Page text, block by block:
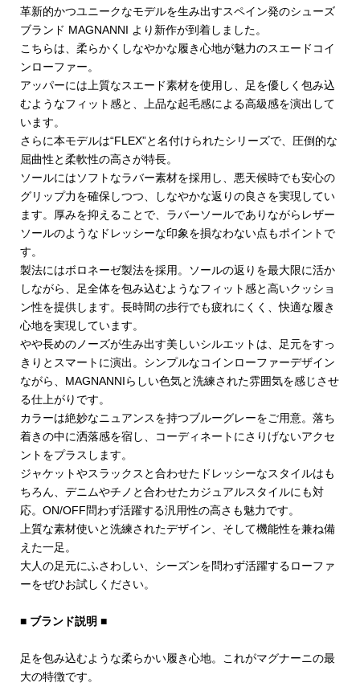
革新的かつユニークなモデルを生み出すスペイン発のシューズ
ブランド MAGNANNI より新作が到着しました。
こちらは、柔らかくしなやかな履き心地が魅力のスエードコイ
ンローファー。
アッパーには上質なスエード素材を使用し、足を優しく包み込
むようなフィット感と、上品な起毛感による高級感を演出して
います。
さらに本モデルは“FLEX”と名付けられたシリーズで、圧倒的な
屈曲性と柔軟性の高さが特長。
ソールにはソフトなラバー素材を採用し、悪天候時でも安心の
グリップ力を確保しつつ、しなやかな返りの良さを実現してい
ます。厚みを抑えることで、ラバーソールでありながらレザー
ソールのようなドレッシーな印象を損なわない点もポイントで
す。
製法にはボロネーゼ製法を採用。ソールの返りを最大限に活か
しながら、足全体を包み込むようなフィット感と高いクッショ
ン性を提供します。長時間の歩行でも疲れにくく、快適な履き
心地を実現しています。
やや長めのノーズが生み出す美しいシルエットは、足元をすっ
きりとスマートに演出。シンプルなコインローファーデザイン
ながら、MAGNANNIらしい色気と洗練された雰囲気を感じさせ
る仕上がりです。
カラーは絶妙なニュアンスを持つブルーグレーをご用意。落ち
着きの中に洒落感を宿し、コーディネートにさりげないアクセ
ントをプラスします。
ジャケットやスラックスと合わせたドレッシーなスタイルはも
ちろん、デニムやチノと合わせたカジュアルスタイルにも対
応。ON/OFF問わず活躍する汎用性の高さも魅力です。
上質な素材使いと洗練されたデザイン、そして機能性を兼ね備
えた一足。
大人の足元にふさわしい、シーズンを問わず活躍するローファ
ーをぜひお試しください。
■ ブランド説明 ■
足を包み込むような柔らかい履き心地。これがマグナーニの最
大の特徴です。